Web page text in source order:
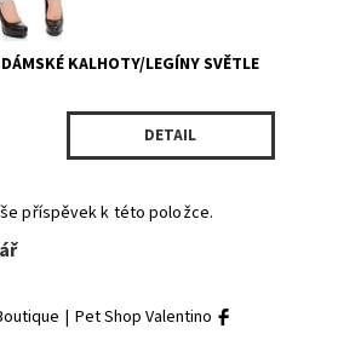
KALHOTY/LEGÍNY SVĚTLE
DETAIL
příspěvek k této položce.
| Pet Shop Valentino